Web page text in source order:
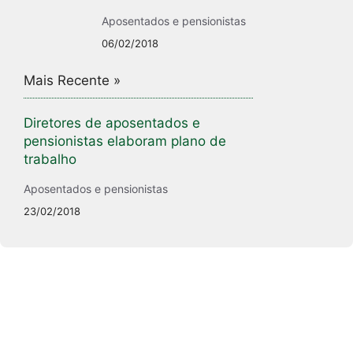
Aposentados e pensionistas
06/02/2018
Mais Recente »
Diretores de aposentados e
pensionistas elaboram plano de
trabalho
Aposentados e pensionistas
23/02/2018